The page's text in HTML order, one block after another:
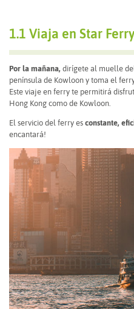
1.1 Viaja en Star Ferry
Por la mañana, dirígete al muelle del
península de Kowloon y toma el
Este viaje en ferry te permitirá
Hong Kong como de Kowloon.
El servicio del ferry es constante,
encantará!